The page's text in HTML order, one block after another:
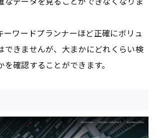
ワードプランナーほど正確にボリュ
できませんが、大まかにどれくらい検
確認することができます。